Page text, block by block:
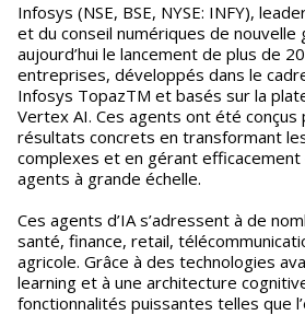
Infosys (NSE, BSE, NYSE: INFY), leader mondial des services
et du conseil numériques de nouvelle
aujourd’hui le lancement de plus de
entreprises, développés dans le
Infosys TopazTM et basés sur la
Vertex AI. Ces agents ont été
résultats concrets en transformant
complexes et en gérant
agents à grande échelle.
Ces agents d’IA s’adressent à de
santé, finance, retail,
agricole. Grâce à des technologies
learning et à une architecture
fonctionnalités puissantes telles que